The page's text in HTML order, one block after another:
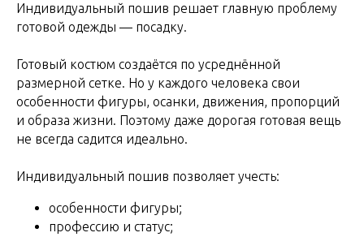
Индивидуальный пошив решает главную проблему
готовой одежды — посадку.
Готовый костюм создаётся по усреднённой
размерной сетке. Но у каждого человека свои
особенности фигуры, осанки, движения, пропорций
и образа жизни. Поэтому даже дорогая готовая вещь
не всегда садится идеально.
Индивидуальный пошив позволяет учесть:
особенности фигуры;
профессию и статус;